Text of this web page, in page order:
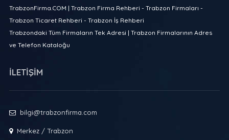
TrabzonFirma.COM | Trabzon Firma Rehberi - Trabzon Firmaları -
Trabzon Ticaret Rehberi - Trabzon İş Rehberi
Trabzondaki Tüm Firmaların Tek Adresi | Trabzon Firmalarının Adres
ve Telefon Kataloğu
İLETİŞİM
bilgi@trabzonfirma.com
Merkez / Trabzon